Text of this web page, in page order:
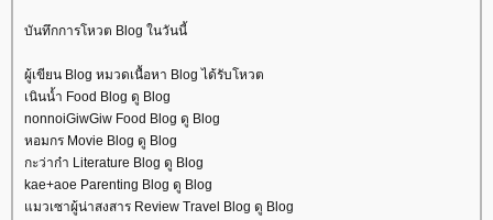
บันทึกการโหวต Blog ในวันนี้
ผู้เขียน Blog หมวดเนื้อหา Blog ได้รับโหวต
เนินน้ำ Food Blog ดู Blog
nonnoiGiwGiw Food Blog ดู Blog
หอมกร Movie Blog ดู Blog
กะว่าก๋า Literature Blog ดู Blog
kae+aoe Parenting Blog ดู Blog
มวเซาผู้น่าสงสาร Review Travel Blog ดู Blog